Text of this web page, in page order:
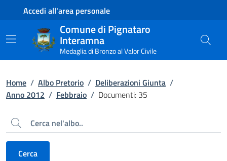
Contenuto principale
Piede di paginaAccedi all'area personale
Comune di Pignataro
Interamna
Medaglia di Bronzo al Valor Civile
Home / Albo Pretorio / Deliberazioni Giunta /
Anno 2012 / Febbraio / Documenti: 35
Cerca
Cerca